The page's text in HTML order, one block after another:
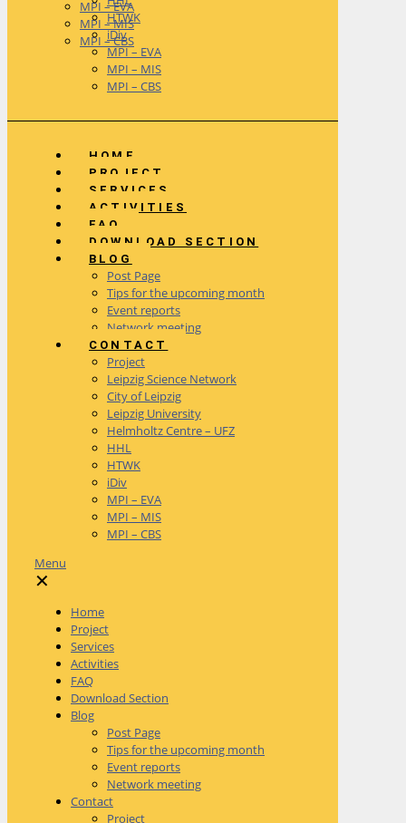
MPI – EVA
MPI – MIS
MPI – CBS
HTWK
iDiv
MPI – EVA
MPI – MIS
MPI – CBS
HOME
PROJECT
SERVICES
ACTIVITIES
FAQ
DOWNLOAD SECTION
BLOG
Post Page
Tips for the upcoming month
Event reports
Network meeting
CONTACT
Project
Leipzig Science Network
City of Leipzig
Leipzig University
Helmholtz Centre – UFZ
HHL
HTWK
iDiv
MPI – EVA
MPI – MIS
MPI – CBS
Menu
✕
Home
Project
Services
Activities
FAQ
Download Section
Blog
Post Page
Tips for the upcoming month
Event reports
Network meeting
Contact
Project